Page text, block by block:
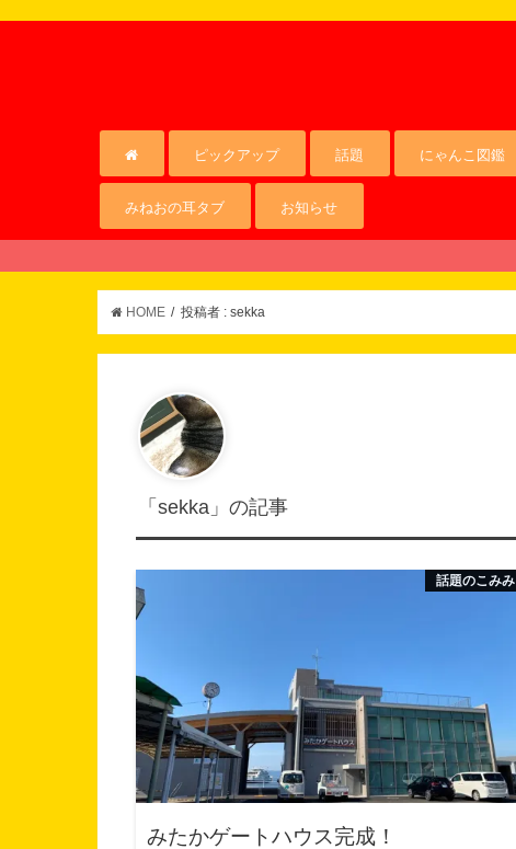
ピックアップ 話題 にゃんこ図鑑
みねおの耳タブ お知らせ
HOME 投稿者 : sekka
「sekka」の記事
話題のこみみ
みたかゲートハウス完成！